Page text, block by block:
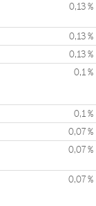
0,13 %
0,13 %
0,13 %
0,1 %
0,1 %
0,07 %
0,07 %
0,07 %